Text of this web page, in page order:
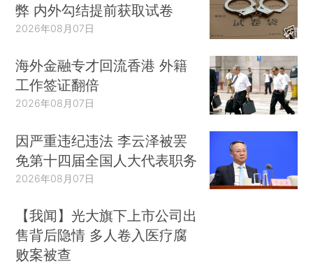
弊 内外勾结提前获取试卷
2026年08月07日
海外金融专才回流香港 外籍
工作签证翻倍
2026年08月07日
因严重违纪违法 李云泽被罢
免第十四届全国人大代表职务
2026年08月07日
【我闻】光大旗下上市公司出
售背后隐情 多人卷入医疗腐
败案被查